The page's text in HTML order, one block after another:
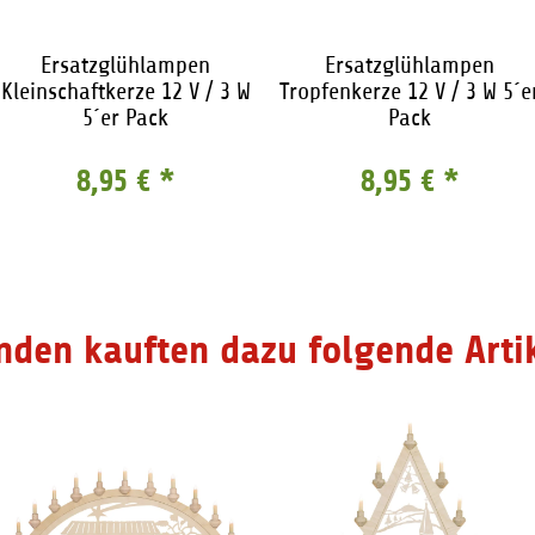
Ersatzglühlampen
Kleinschaftkerze 12 V / 3 W
5´er Pack
8,95 € *
Ersatzglühlampen
Tropfenkerze 12 V / 3 W
Pack
8,95 € *
kauften dazu folgende